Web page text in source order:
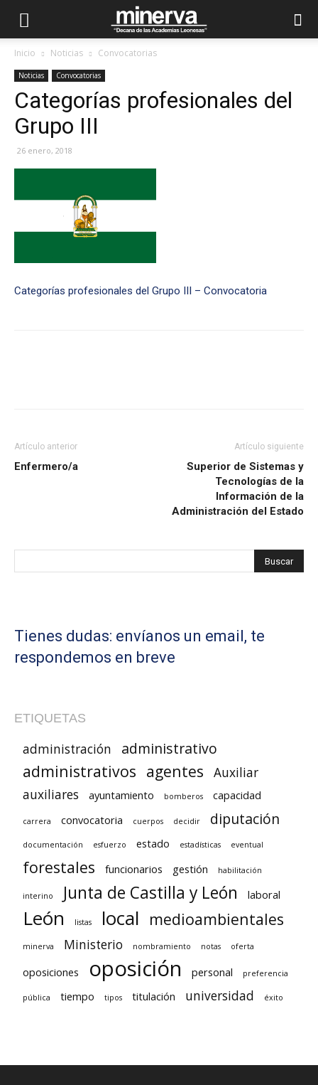
Inicio Noticias Convocatorias
Noticias Convocatorias
Categorías profesionales del
Grupo III
26 enero, 2018
Categorías profesionales del Grupo III – Convocatoria
Artículo anterior
Enfermero/a
Artículo siguiente
Superior de Sistemas y
Tecnologías de la
Información de la
Administración del Estado
Tienes dudas: envíanos un email, te
respondemos en breve
ETIQUETAS
administración administrativo
administrativos agentes
Auxiliar
auxiliares
ayuntamiento bomberos capacidad
carrera convocatoria cuerpos decidir diputación
documentación esfuerzo estado estadísticas eventual
forestales funcionarios gestión habilitación
interino Junta de Castilla y León laboral
León listas local medioambientales
minerva Ministerio nombramiento notas oferta
oposiciones oposición personal preferencia
pública tiempo tipos titulación universidad éxito